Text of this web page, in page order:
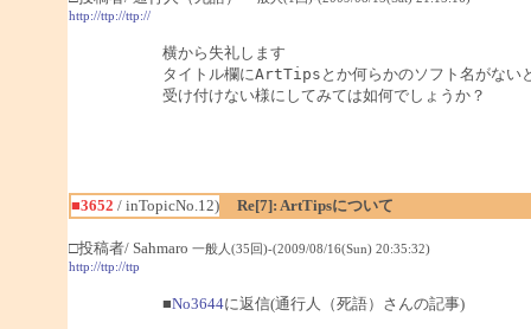
http://ttp://ttp://
横から失礼します
タイトル欄にArtTipsとか何らかのソフト名がない
受け付けない様にしてみては如何でしょうか？
■3652 / inTopicNo.12) Re[7]: ArtTipsについて
□投稿者/ Sahmaro 一般人(35回)-(2009/08/16(Sun) 20:35:32)
http://ttp://ttp
■No3644に返信(通行人（死語）さんの記事)